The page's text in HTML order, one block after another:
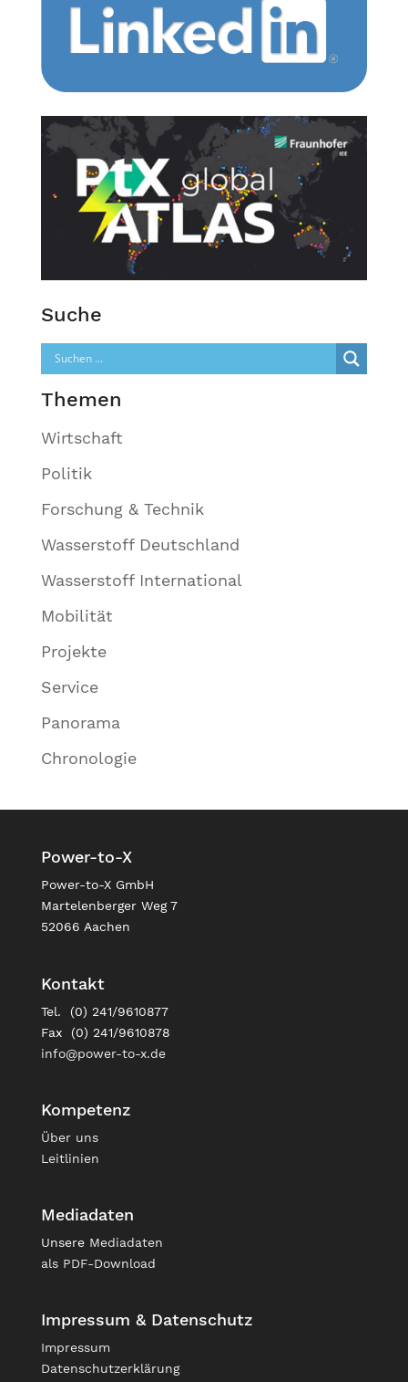
Suche
Themen
Wirtschaft
Politik
Forschung & Technik
Wasserstoff Deutschland
Wasserstoff International
Mobilität
Projekte
Service
Panorama
Chronologie
Power-to-X
Power-to-X GmbH
Martelenberger Weg 7
52066 Aachen
Kontakt
Tel. (0) 241/9610877
Fax (0) 241/9610878
info@power-to-x.de
Kompetenz
Über uns
Leitlinien
Mediadaten
Unsere Mediadaten
als PDF-Download
Impressum & Datenschutz
Impressum
Datenschutzerklärung